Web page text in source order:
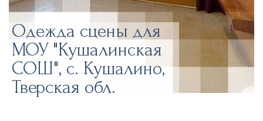
Одежда сцены для
МОУ "Кушалинская
СОШ", с. Кушалино,
Тверская обл.